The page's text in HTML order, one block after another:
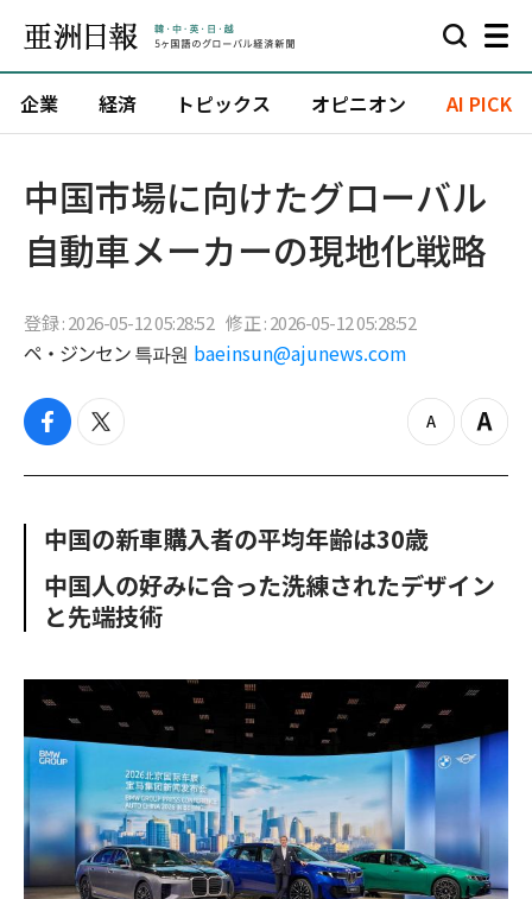
企業 経済 トピックス オピニオン AI PICK
中国市場に向けたグローバル
自動車メーカーの現地化戦略
登録 : 2026-05-12 05:28:52 修正 : 2026-05-12 05:28:52
ペ・ジンセン 특파원 baeinsun@ajunews.com
f
c
o
k
t
i
e
z
o
Z
o
中国の新車購入者の平均年齢は30歳
中国人の好みに合った洗練されたデザイン
と先端技術